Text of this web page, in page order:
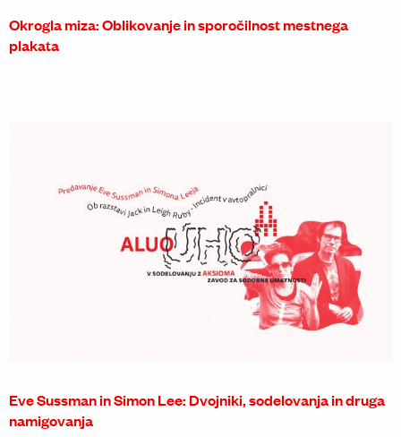
Okrogla miza: Oblikovanje in sporočilnost mestnega
plakata
Eve Sussman in Simon Lee: Dvojniki, sodelovanja in druga
namigovanja